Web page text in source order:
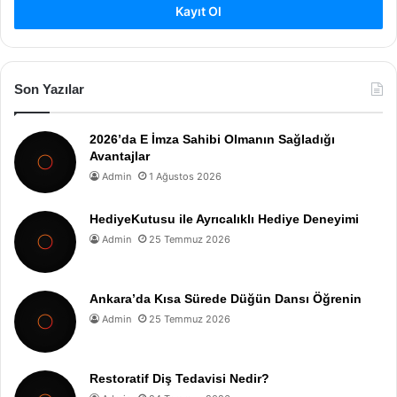
Kayıt Ol
Son Yazılar
2026’da E İmza Sahibi Olmanın Sağladığı
Avantajlar
Admin 1 Ağustos 2026
HediyeKutusu ile Ayrıcalıklı Hediye Deneyimi
Admin 25 Temmuz 2026
Ankara’da Kısa Sürede Düğün Dansı Öğrenin
Admin 25 Temmuz 2026
Restoratif Diş Tedavisi Nedir?